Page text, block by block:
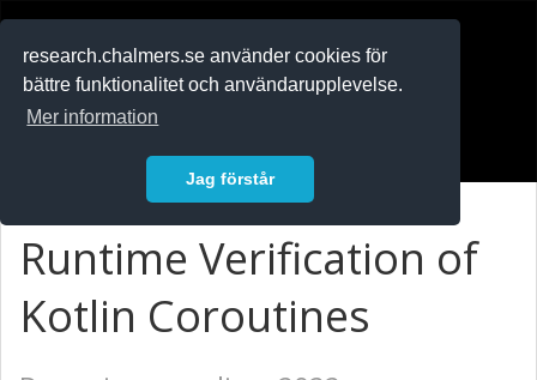
research.chalmers.se använder cookies för
bättre funktionalitet och användarupplevelse.
Mer information
Jag förstår
Runtime Verification of
Kotlin Coroutines